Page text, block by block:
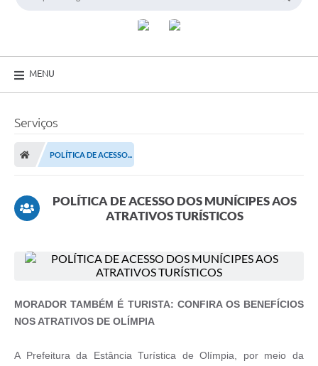
MENU
Serviços
POLÍTICA DE ACESSO...
POLÍTICA DE ACESSO DOS MUNÍCIPES AOS
ATRATIVOS TURÍSTICOS
MORADOR TAMBÉM É TURISTA: CONFIRA OS BENEFÍCIOS
NOS ATRATIVOS DE OLÍMPIA
A Prefeitura da Estância Turística de Olímpia, por meio da